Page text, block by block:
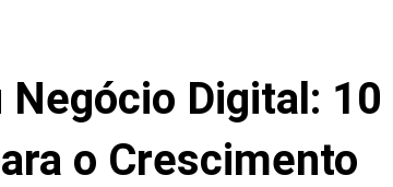
Negócio Digital: 10
o Crescimento